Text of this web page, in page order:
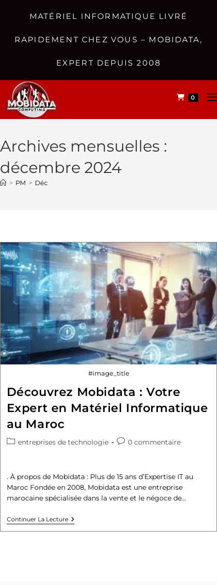
MATÉRIEL INFORMATIQUE LIVRÉ
RAPIDEMENT CHEZ VOUS – MOBIDATA,
EXPERT DEPUIS 2008
0
Archives mensuelles :
décembre 2024
> PM > Déc
#image_title
Découvrez Mobidata : Votre
Expert en Matériel Informatique
au Maroc
entreprises de technologie 0 commentaire
. À propos de Mobidata : Plus de 15 ans d’Expertise IT au
Maroc Fondée en 2008, Mobidata est une entreprise
marocaine spécialisée dans la vente et le négoce de…
Continuer La Lecture